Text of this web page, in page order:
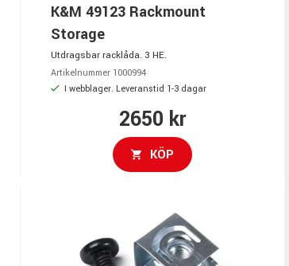
K&M 49123 Rackmount
Storage
Utdragsbar racklåda. 3 HE.
Artikelnummer 1000994
I webblager. Leveranstid 1-3 dagar
2650 kr
KÖP